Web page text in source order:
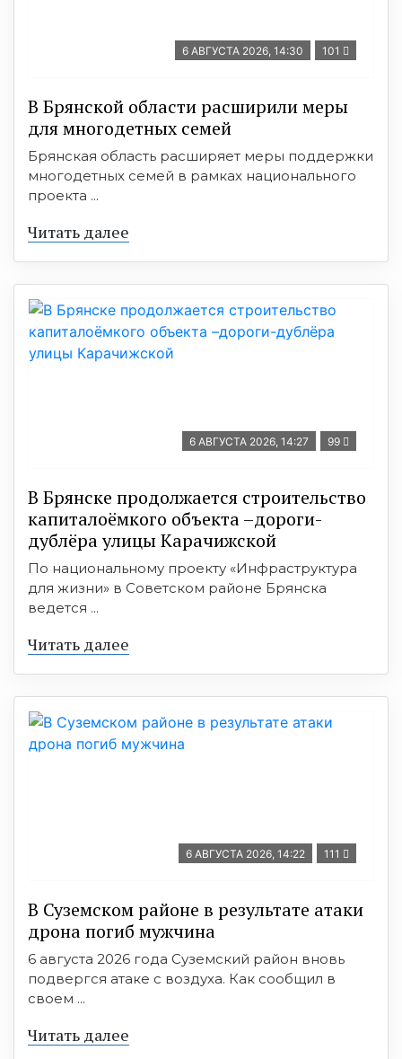
6 АВГУСТА 2026, 14:30 101
В Брянской области расширили меры
для многодетных семей
Брянская область расширяет меры поддержки
многодетных семей в рамках национального
проекта ...
Читать далее
6 АВГУСТА 2026, 14:27 99
В Брянске продолжается строительство
капиталоёмкого объекта –дороги-
дублёра улицы Карачижской
По национальному проекту «Инфраструктура
для жизни» в Советском районе Брянска
ведется ...
Читать далее
6 АВГУСТА 2026, 14:22 111
В Суземском районе в результате атаки
дрона погиб мужчина
6 августа 2026 года Суземский район вновь
подвергся атаке с воздуха. Как сообщил в
своем ...
Читать далее